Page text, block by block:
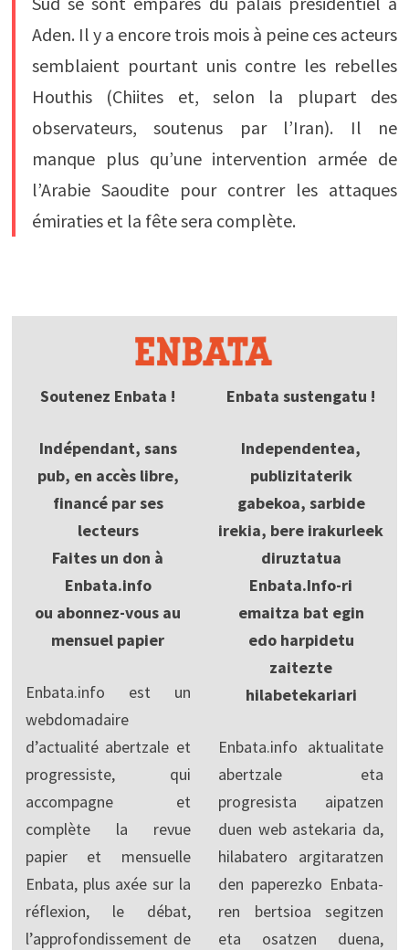
Aden. Il y a encore trois mois à peine ces acteurs
semblaient pourtant unis contre les rebelles
Houthis (Chiites et, selon la plupart des
observateurs, soutenus par l’Iran). Il ne
manque plus qu’une intervention armée de
l’Arabie Saoudite pour contrer les attaques
émiraties et la fête sera complète.
Soutenez Enbata !
Indépendant, sans
pub, en accès libre,
financé par ses
lecteurs
Faites un don à
Enbata.info
ou abonnez-vous au
mensuel papier
Enbata.info est un
webdomadaire
d’actualité abertzale et
progressiste, qui
accompagne et
complète la revue
papier et mensuelle
Enbata, plus axée sur la
réflexion, le débat,
l’approfondissement de
Enbata sustengatu !
Independentea,
publizitaterik
gabekoa, sarbide
irekia, bere irakurleek
diruztatua
Enbata.Info-ri
emaitza bat egin
edo harpidetu
zaitezte
hilabetekariari
Enbata.info aktualitate
abertzale eta
progresista aipatzen
duen web astekaria da,
hilabatero argitaratzen
den paperezko Enbata-
ren bertsioa segitzen
eta osatzen duena,